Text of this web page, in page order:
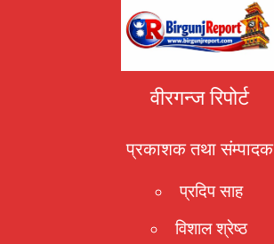
वीरगन्ज रिपोर्ट
प्रकाशक तथा संम्पादक
प्रदिप साह
विशाल श्रेष्ठ